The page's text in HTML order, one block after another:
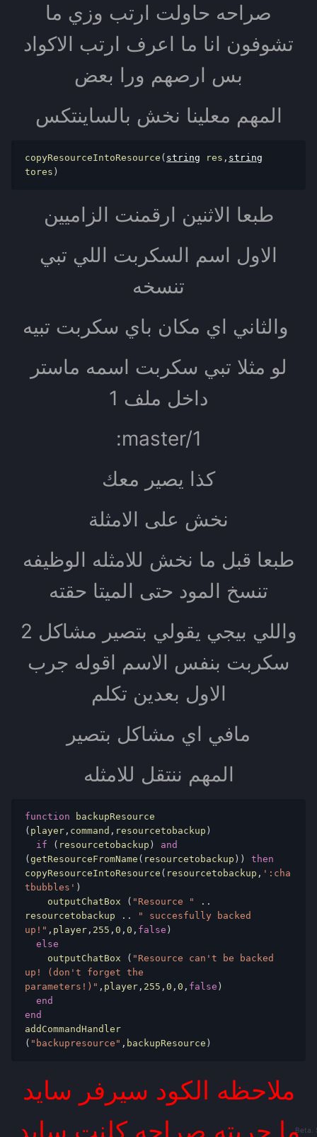
صراحه حاولت ارتب وزي ما
تشوفون انا ما اعرف ارتب الاكواد
بس ارصهم ورا بعض
المهم معلينا نخش بالساينتكس
copyResourceIntoResource ( string res , string
tores )
طبعا الاثنين ارقمنت الزاميين
الاول اسم السكربت اللي تبي
تنسخه
لو مثلا تبي سكربت اسمه ماستر
داخل ملف 1
:master/1
كذا يصير معك
نخش على الامثلة
طبعا قبل ما نخش للامثله الوظيفه
تنسخ المود حتى الميتا حقته
واللي بيجي يقولي بتصير مشاكل 2
سكربت بنفس الاسم اقوله جرب
الاول بعدين تكلم
مافي اي مشاكل بتصير
المهم ننتقل للامثله
function
( player , command , resourcetobackup )
if
( resourcetobackup )
and
( getResourceFromName ( resourcetobackup ))
then
copyResourceIntoResource ( resourcetobackup , ':cha
tbubbles' )
    outputChatBox
( "Resource "
..
resourcetobackup
..
" succesfully backed
up!" , player , 255 , 0 , 0 , false )
else
    outputChatBox
( "Resource can't be backed
up! (don't forget the
parameters!)" , player , 255 , 0 , 0 , false )
end
end
( "backupresource" , backupResource )
ملاحظه الكود سيرفر سايد
Beta.